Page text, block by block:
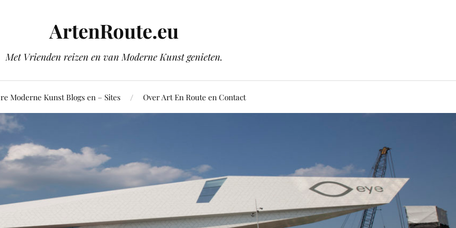
ArtenRoute.eu
Met Vrienden reizen en van Moderne Kunst genieten.
Moderne Kunst Blogs en – Sites Over Art En Route en Contact